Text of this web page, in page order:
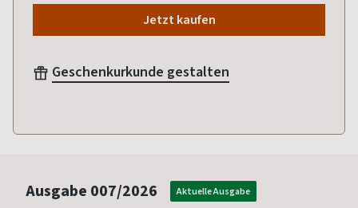
Jetzt kaufen
Geschenkurkunde gestalten
Ausgabe 007/2026 Aktuelle Ausgabe